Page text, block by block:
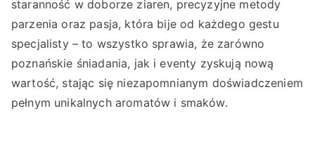
staranność w doborze ziaren, precyzyjne metody
parzenia oraz pasja, która bije od każdego gestu
specjalisty – to wszystko sprawia, że zarówno
poznańskie śniadania, jak i eventy zyskują nową
wartość, stając się niezapomnianym doświadczeniem
pełnym unikalnych aromatów i smaków.